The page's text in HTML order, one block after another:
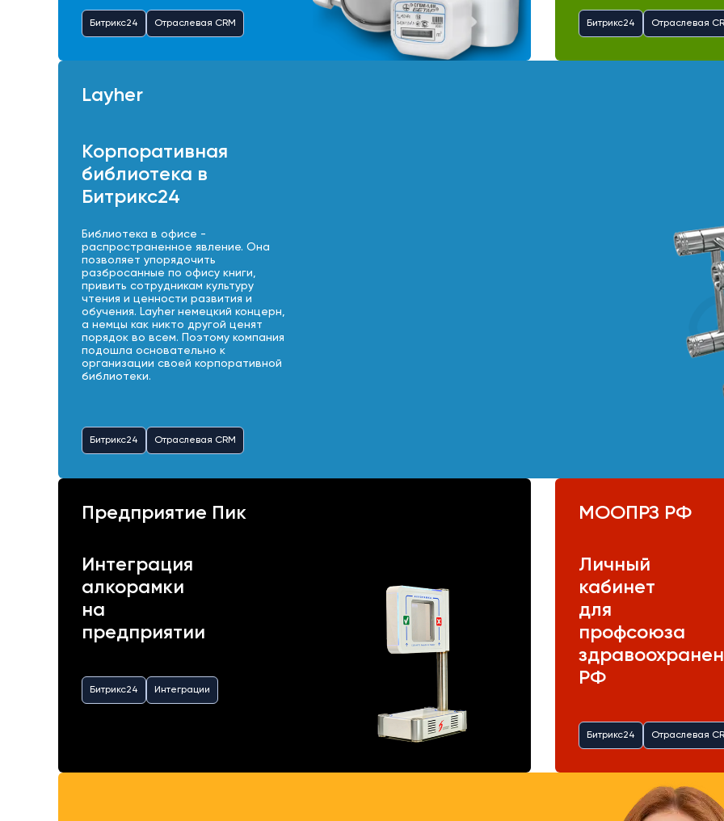
Битрикс24 Отраслевая CRM Битрикс24 Отраслевая
Layher
Корпоративная
библиотека в
Битрикс24
Библиотека в офисе -
распространенное явление. Она
позволяет упорядочить
разбросанные по офису книги,
привить сотрудникам культуру
чтения и ценности развития и
обучения. Layher немецкий концерн,
а немцы как никто другой ценят
порядок во всем. Поэтому компания
подошла основательно к
организации своей корпоративной
библиотеки.
Битрикс24 Отраслевая CRM
Предприятие Пик
Интеграция
алкорамки
на
предприятии
Битрикс24 Интеграции
МООПРЗ РФ
Личный
кабинет
для
профсоюза
РФ
Битрикс24 Отраслевая